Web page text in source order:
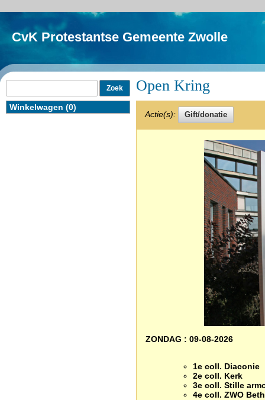
CvK Protestantse Gemeente Zwolle
Open Kring
Actie(s):
ZONDAG : 09-08-2026
1e coll. Diaconie
2e coll. Kerk
3e coll. Stille
4e coll. ZWO
Winkelwagen (0)